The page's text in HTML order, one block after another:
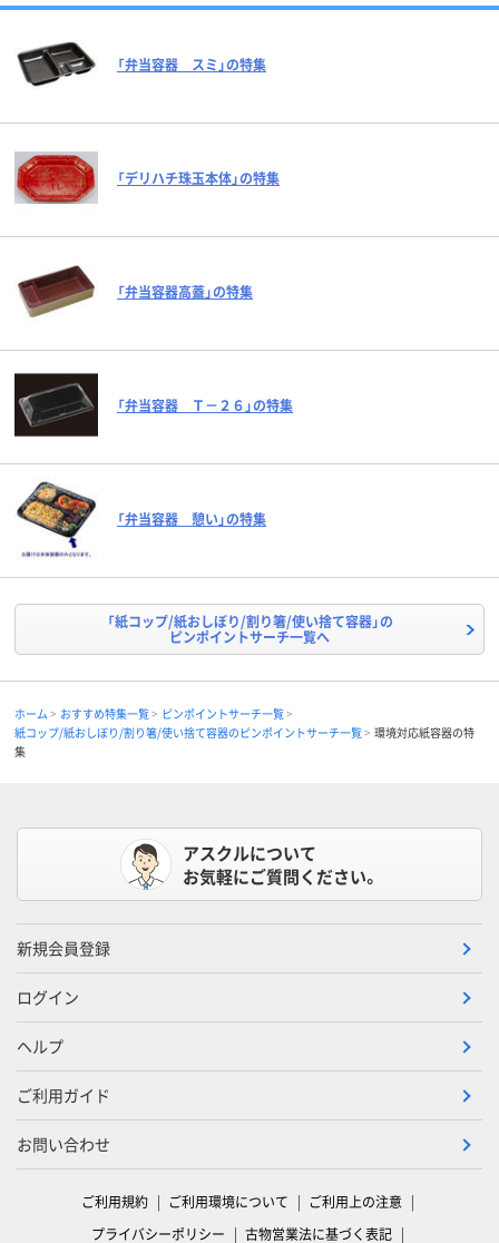
「弁当容器 スミ」の特集
「デリハチ珠玉本体」の特集
「弁当容器高蓋」の特集
「弁当容器 Ｔ－２６」の特集
「弁当容器 憩い」の特集
「紙コップ/紙おしぼり/割り箸/使い捨て容器」の
ピンポイントサーチ一覧へ
ホーム おすすめ特集一覧
ピンポイントサーチ一覧
紙コップ/紙おしぼり/割り箸/使い捨て容器のピンポイントサーチ一覧
環境対応紙容器の特
集
アスクルについて
お気軽にご質問ください。
新規会員登録
ログイン
ヘルプ
ご利用ガイド
お問い合わせ
ご利用規約 ご利用環境について
ご利用上の注意
プライバシーポリシー
古物営業法に基づく表記